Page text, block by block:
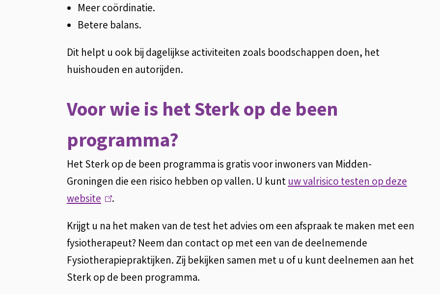
Meer coördinatie.
Betere balans.
Dit helpt u ook bij dagelijkse activiteiten zoals boodschappen doen, het
huishouden en autorijden.
Voor wie is het Sterk op de been
programma?
Het Sterk op de been programma is gratis voor inwoners van Midden-
Groningen die een risico hebben op vallen. U kunt uw valrisico testen op deze
website
i
n
k
i
.
Krijgt u na het maken van de test het advies om een afspraak te maken met een
fysiotherapeut? Neem dan contact op met een van de deelnemende
Fysiotherapiepraktijken. Zij bekijken samen met u of u kunt deelnemen aan het
Sterk op de been programma.